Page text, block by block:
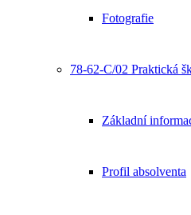
Fotografie
78-62-C/02 Praktická
Základní
Profil absolventa